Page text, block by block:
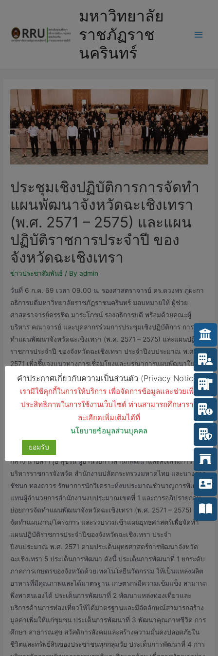
มหาวิทยาลัย
ราชภัฏราช
นครินทร์
ประชุมเชิงปฏิบัติการการจัดทำ
แผนพัฒนาจังหวัดฉะเชิงเทรา
(พ.ศ. 2571 – 2575) และแผน
ปฏิบัติราชการประจำปี ของ
จังหวัดฉะเชิงเทรา
ข่าวประชาสัมพันธ์ / Byadmin
วันที่ 6 ก.ค. 69 เวลา 09.00 น. รองศาสตราจารย์ ดร.ดวงพร ภู่ผะกา
อธิการบดีมหาวิทยาลัยราชภัฏราชนครินทร์ มอบหมายให้ ผู้ช่วย
ศาสตราจารย์ครรชิต มาระโภชน์ รองอธิการบดี พร้อมด้วยคณะผู้
บริหาร คณาจารย์ และบุคลากรร่วมการประชุมเชิงปฏิบัติการ การจัด
ทำแผนพัฒนาจังหวัดฉะเชิงเทรา (พ.ศ. 2571 – 2575) และแผนปฏิบัติ
ราชการประจำปี ของจังหวัดฉะเชิงเทรา ประจำปีงบประมาณ พ.ศ.
2571 เพื่อชี้แจงแนวทางการเชื่อมโยงและบูรณาการแผนพัฒนาใน
ระดับพื้นที่ ระดมความคิดเห็นและบูรณาการความร่วมมือจากทุกภาค
ส่วนในจังหวัด เพื่อให้การจัดทำแผนพัฒนาจังหวัดและแผนปฏิบัติ
ราชการประจำปีของจังหวัด มีคุณภาพและร่วมกันขับเคลื่อน
ยุทธศาสตร์การพัฒนาจังหวัดได้อย่างมีเอกภาพ พร้อมทั้งร่วมอภิปราย
ในหัวข้อ “การจัดทำแผนพัฒนาจังหวัดและแผนปฏิบัตราชการประจำปี
อย่างไร ให้ได้รับการจัดสรรงบประมาณ” ร่วมกับนางสาวจิตรลดา
พิศาลสุพงศ์ ผู้อำนวยการสำนักงานพัฒนาเศรษฐกิจและสังคมภาค
กลาง นายสราวุธ สุขรื่น ผู้อำนวยการสำนักพัฒนาและส่งเสริมการ
บริหารราชการจังหวัด สำนักงานปลัดกระทรวงมหาดไทย และนางสาว
ชัชนก ทองถาวร รักษาการนักวิเคราะห์งบประมาณชำนาญการพิเศษ ผู้
แทนผู้อำนวยการสำนักงานงบประมาณเขตที่ 1 และการอภิปรายกลุ่ม
ย่อยการจัดทำแผนพัฒนาจังหวัดฉะเชิงเทรา (พ.ศ. 2571 – 2575) และ
จัดทำแผนงาน/โครงการ และรวบรวมเข้าแผนยุทธศาสตร์เพื่อจัดทำ
แผนปฏิบัติราชการประจำปีของจังหวัดฉะเชิงเทรา ประจำ
ปีงบประมาณ พ.ศ. 2571 ตามประเด็นยุทธศาสตร์การพัฒนาจังหวัด
ฉะเชิงเทรา 5 ประเด็นการพัฒนา ดังนี้ ประเด็นการพัฒนาที่ 1 ยกระดับ
ภาคการเกษตรของจังหวัดด้วยเทคโนโลยีนวัตกรรม ให้เป็นแหล่งผลิต
อาหารที่มีคุณภาพและได้มาตรฐาน เกษตรกรมีความเข้มแข็ง สามารถ
พึ่งพาตนเองได้ ประเด็นการพัฒนาที่ 2 พัฒนาแหล่งท่องเที่ยวและ
บริการด้านการท่องเที่ยวให้ได้มาตรฐานและมีอัตลักษณ์สามารถสร้าง
มูลค่าเพิ่มให้แก่ชุมชน ประเด็นการพัฒนาที่ 3 พัฒนาคุณภาพชีวิต การ
ศึกษา สาธารณสุข สวัสดิการสังคมและสร้างความมั่นคงปลอดภัยใน
ชีวิตและทรัพย์สินของประชาชนทุกกลุ่มวัย ประเด็นการพัฒนาที่ 4 การ
คำประกาศเกี่ยวกับความเป็นส่วนตัว (Privacy Notice)
เรามีใช้คุกกี้ในการให้บริการ เพื่อจัดการข้อมูลและช่วยเพิ่ม
ประสิทธิภาพในการใช้งานเว็บไซต์ ท่านสามารถศึกษาราย
ละเอียดเพิ่มเติมได้ที่
นโยบายข้อมูลส่วนบุคคล
ยอมรับ